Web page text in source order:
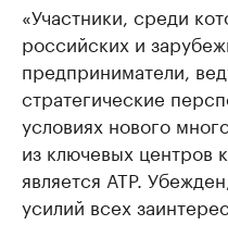
«Участники, среди
российских и
предприниматели,
стратегические
условиях нового
из ключевых центров
является АТР.
усилий всех